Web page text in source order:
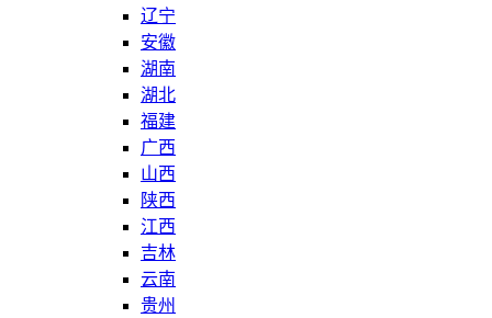
辽宁
安徽
湖南
湖北
福建
广西
山西
陕西
江西
吉林
云南
贵州